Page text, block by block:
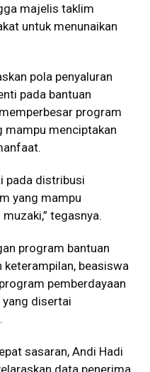
majelis taklim
untuk menunaikan
pola penyaluran
pada bantuan
program
mampu menciptakan
pada distribusi
yang mampu
tegasnya.
program bantuan
beasiswa
pemberdayaan
disertai
sasaran, Andi Hadi
data penerima